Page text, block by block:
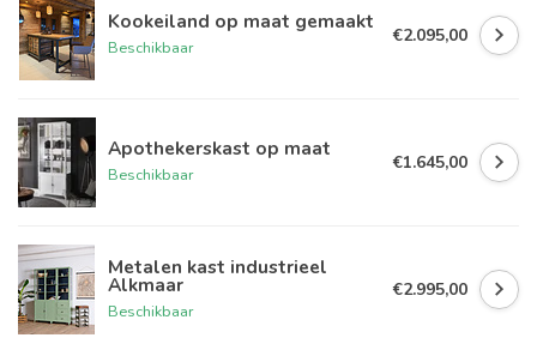
Kookeiland op maat gemaakt
Beschikbaar
€2.095,00
Apothekerskast op maat
Beschikbaar
€1.645,00
Metalen kast industrieel
Alkmaar
Beschikbaar
€2.995,00